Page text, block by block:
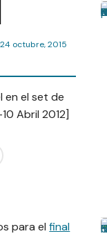
24 octubre, 2015
para elfinal